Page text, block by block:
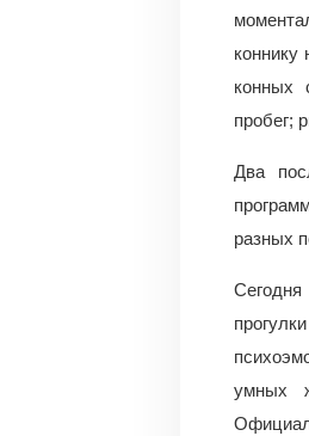
конных
пробег;
Два
разных
умных